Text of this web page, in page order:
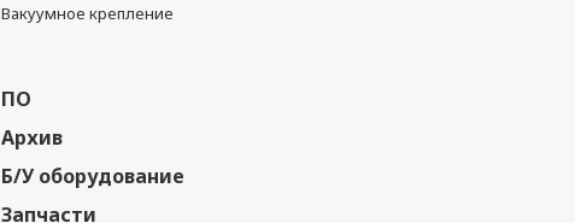
Вакуумное крепление
ПО
Архив
Б/У оборудование
Запчасти